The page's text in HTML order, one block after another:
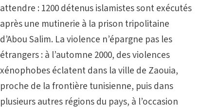
attendre : 1200 détenus islamistes sont exécutés
après une mutinerie à la prison tripolitaine
d’Abou Salim. La violence n’épargne pas les
étrangers : à l’automne 2000, des violences
xénophobes éclatent dans la ville de Zaouia,
proche de la frontière tunisienne, puis dans
plusieurs autres régions du pays, à l’occasion